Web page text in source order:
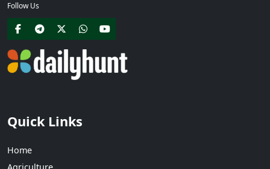
Follow Us
Quick Links
Home